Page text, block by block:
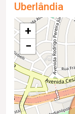
Uberlândia
+
−